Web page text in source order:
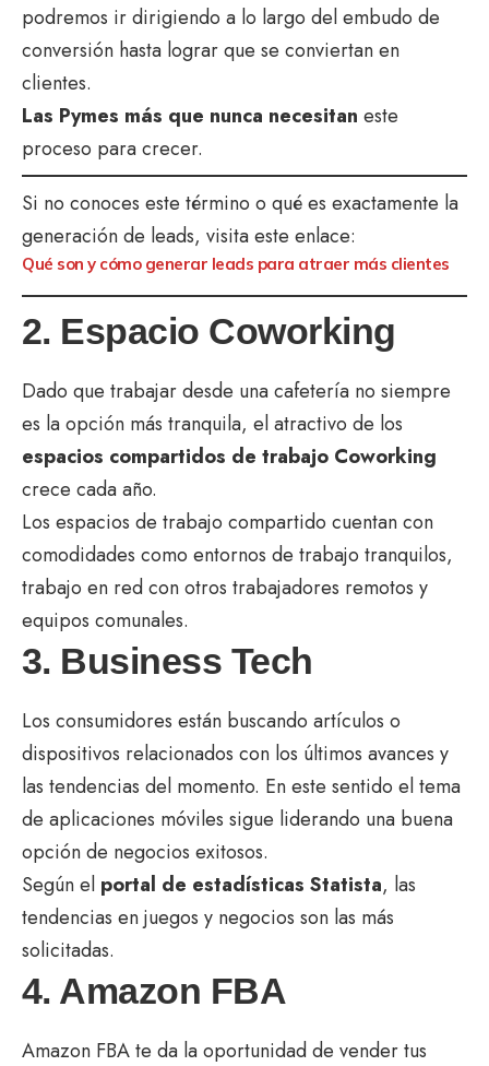
podremos ir dirigiendo a lo largo del embudo de
conversión hasta lograr que se conviertan en
clientes.
Las Pymes más que nunca necesitan este
proceso para crecer.
Si no conoces este término o qué es exactamente la
generación de leads, visita este enlace:
Qué son y cómo generar leads para atraer más clientes
2. Espacio Coworking
Dado que trabajar desde una cafetería no siempre
es la opción más tranquila, el atractivo de los
espacios compartidos de trabajo Coworking
crece cada año.
Los espacios de trabajo compartido cuentan con
comodidades como entornos de trabajo tranquilos,
trabajo en red con otros trabajadores remotos y
equipos comunales.
3. Business Tech
Los consumidores están buscando artículos o
dispositivos relacionados con los últimos avances y
las tendencias del momento. En este sentido el tema
de aplicaciones móviles sigue liderando una buena
opción de negocios exitosos.
Según el portal de estadísticas Statista, las
tendencias en juegos y negocios son las más
solicitadas.
4. Amazon FBA
Amazon FBA te da la oportunidad de vender tus